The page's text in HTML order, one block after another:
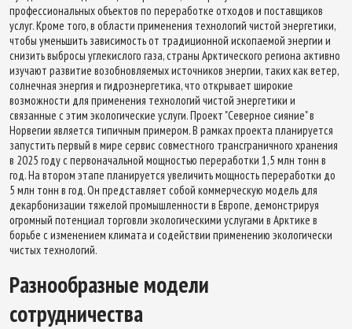
профессиональных объектов по переработке отходов и поставщиков
услуг. Кроме того, в области применения технологий чистой энергетики,
чтобы уменьшить зависимость от традиционной ископаемой энергии и
снизить выбросы углекислого газа, страны Арктического региона активно
изучают развитие возобновляемых источников энергии, таких как ветер,
солнечная энергия и гидроэнергетика, что открывает широкие
возможности для применения технологий чистой энергетики и
связанные с этим экологические услуги. Проект "Северное сияние" в
Норвегии является типичным примером. В рамках проекта планируется
запустить первый в мире сервис совместного трансграничного хранения
в 2025 году с первоначальной мощностью переработки 1,5 млн тонн в
год. На втором этапе планируется увеличить мощность переработки до
5 млн тонн в год. Он представляет собой коммерческую модель для
декарбонизации тяжелой промышленности в Европе, демонстрируя
огромный потенциал торговли экологическими услугами в Арктике в
борьбе с изменением климата и содействии применению экологически
чистых технологий.
Разнообразные модели
сотрудничества